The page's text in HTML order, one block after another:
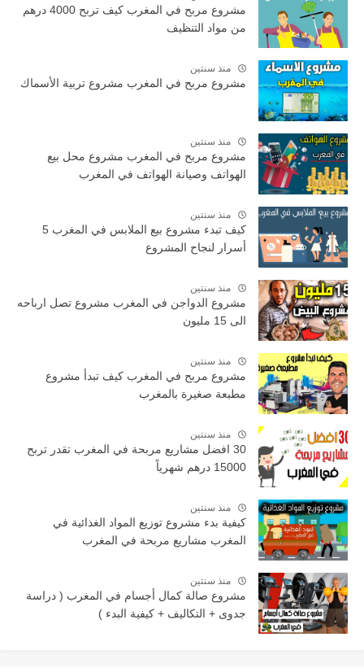
مشروع مربح في المغرب كيف تربح 4000 درهم
من مواد التنظيف
منذ سنتين
مشروع مربح في المغرب مشروع تربية الأسماك
منذ سنتين
مشروع مربح في المغرب مشروع محل بيع
الهواتف وصيانة الهواتف في المغرب
منذ سنتين
كيف تبدء مشروع بيع الملابس في المغرب 5
أسرار لنجاح المشروع
منذ سنتين
مشروع الدواجن في المغرب مشروع تصل ارباحه
الى 15 مليون
منذ سنتين
مشروع مربح في المغرب كيف تبدأ مشروع
مطبعة صغيرة بالمغرب
منذ سنتين
30 افضل مشاريع مربحة في المغرب تقدر تربح
15000 درهم شهرياً
منذ سنتين
كيفية بدء مشروع توزيع المواد الغذائية في
المغرب مشاريع مربحة في المغرب
منذ سنتين
مشروع صالة كمال أجسام في المغرب ( دراسة
جدوى + التكاليف + كيفية البدء )